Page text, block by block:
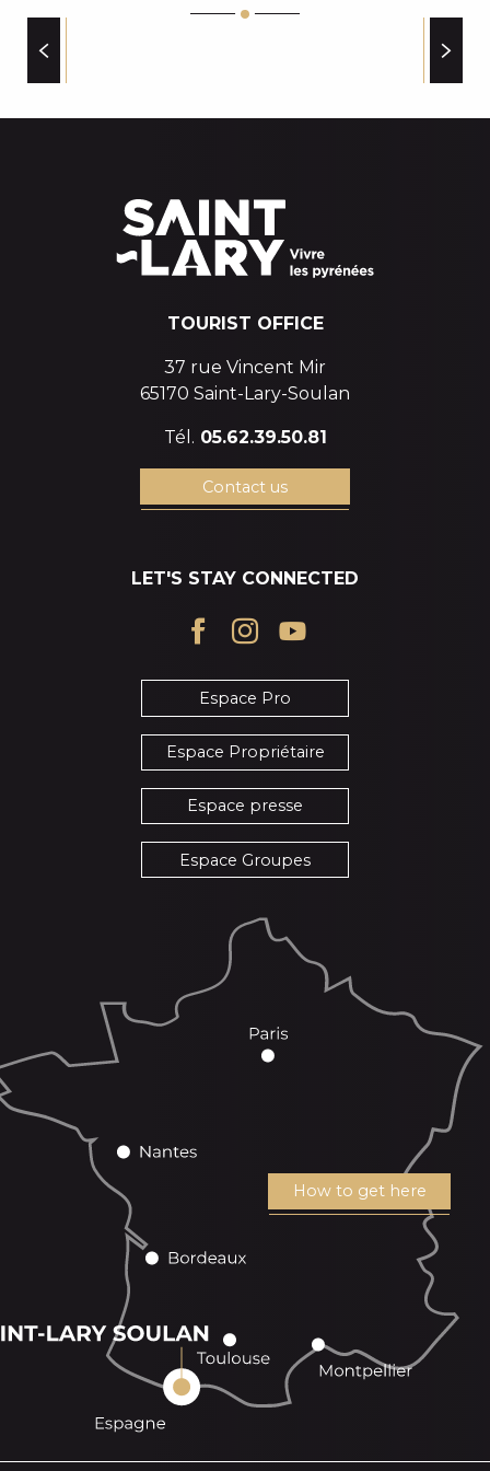
CRÈCHE LES MARMOTTES
ALTISERVICE REMONTEES MECANIQUES
GENDARMERIE
MAIRIE DE SAINT LARY SOULAN
TOURIST OFFICE
37 rue Vincent Mir
65170 Saint-Lary-Soulan
Tél. 05.62.39.50.81
Contact us
LET'S STAY CONNECTED
Espace Pro
Espace Propriétaire
Espace presse
Espace Groupes
How to get here